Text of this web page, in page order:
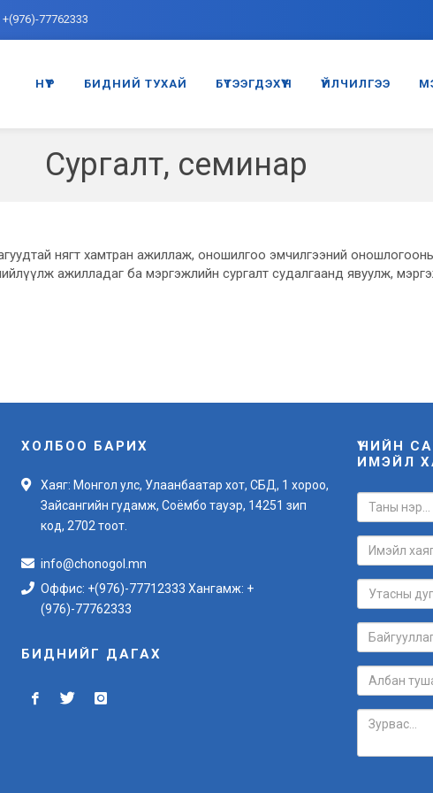
77762333
НҮҮР БИДНИЙ ТУХАЙ БҮТЭЭГДЭХҮҮН ҮЙЛЧИЛГЭЭ
Сургалт, семинар
нягт хамтран ажиллаж, оношилгоо эмчилгээний
нийлүүлж ажилладаг ба мэргэжлийн сургалт судалгаанд явуулж,
ХОЛБОО БАРИХ
Хаяг: Монгол улс, Улаанбаатар хот, СБД, 1 хороо,
Зайсангийн гудамж, Соёмбо тауэр, 14251 зип
код, 2702 тоот.
info@chonogol.mn
Оффис: +(976)-77712333 Хангамж: +
(976)-77762333
БИДНИЙГ ДАГАХ
ҮНИЙН
ИМЭЙЛ